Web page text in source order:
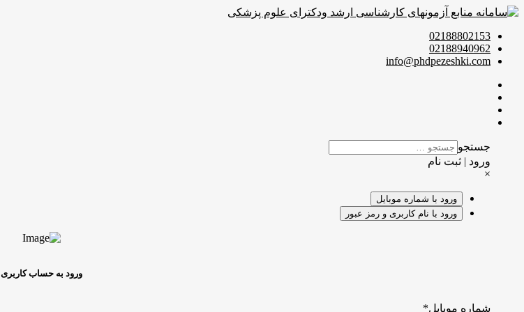
02188802153
02188940962
info@phdpezeshki.com
جستجو
ورود | ثبت نام
×
ورود با شماره موبایل
ورود با نام کاربری و رمز عبور
ورود به حساب کاربری
شماره موبایل*